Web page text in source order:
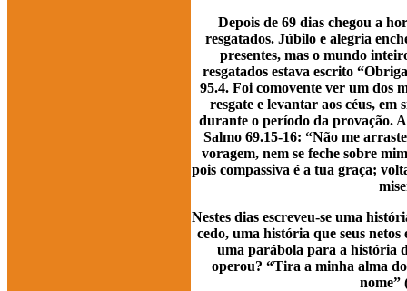
Depois de 69 dias chegou a
resgatados. Júbilo e alegria
presentes, mas o mundo
resgatados estava escrito
95.4. Foi comovente ver um dos
resgate e levantar aos céus,
durante o período da provação.
Salmo 69.15-16: “Não me
voragem, nem se feche sobre
pois compassiva é a tua graça;
Nestes dias escreveu-se uma
cedo, uma história que seus
uma parábola para a história
operou? “Tira a minha alma
nome”